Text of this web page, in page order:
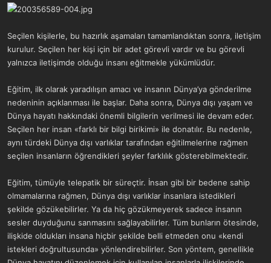
Seçilen kişilerle, bu hazırlık aşamaları tamamlandıktan sonra, iletişim
kurulur. Seçilen her kişi için bir adet görevli vardır ve bu görevli
yalnızca iletişimde olduğu insanı eğitmekle yükümlüdür.
Eğitim, ilk olarak yaradılışın amacı ve insanın Dünya’ya gönderilme
nedeninin açıklanması ile başlar. Daha sonra, Dünya dışı yaşam ve
Dünya hayatı hakkındaki önemli bilgilerin verilmesi ile devam eder.
Seçilen her insan «farklı bir bilgi birikimi» ile donatılır. Bu nedenle,
aynı türdeki Dünya dışı varlıklar tarafından eğitilmelerine rağmen
seçilen insanların öğrendikleri şeyler farklılık gösterebilmektedir.
Eğitim, tümüyle telepatik bir süreçtir. İnsan gibi bir bedene sahip
olmamalarına rağmen, Dünya dışı varlıklar insanlara istedikleri
şekilde gözükebilirler. Ya da hiç gözükmeyerek sadece insanın
sesler duyduğunu sanmasını sağlayabilirler. Tüm bunların ötesinde,
ilişkide oldukları insana hiçbir şekilde belli etmeden onu «kendi
istekleri doğrultusunda» yönlendirebilirler. Son yöntem, genellikle